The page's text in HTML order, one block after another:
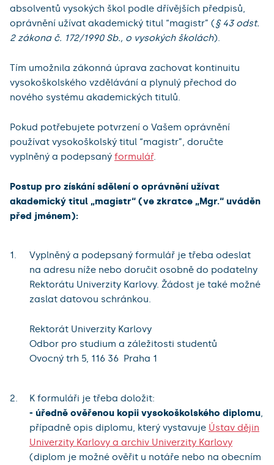
absolventů vysokých škol podle dřívějších předpisů,
oprávnění užívat akademický titul “magistr” (§ 43 odst.
2 zákona č. 172/1990 Sb., o vysokých školách).
Tím umožnila zákonná úprava zachovat kontinuitu
vysokoškolského vzdělávání a plynulý přechod do
nového systému akademických titulů.
Pokud potřebujete potvrzení o Vašem oprávnění
používat vysokoškolský titul “magistr”, doručte
vyplněný a podepsaný formulář.
Postup pro získání sdělení o oprávnění užívat
akademický titul „magistr“ (ve zkratce „Mgr.“ uváděn
před jménem):
Vyplněný a podepsaný formulář je třeba odeslat
na adresu níže nebo doručit osobně do podatelny
Rektorátu Univerzity Karlovy. Žádost je také možné
zaslat datovou schránkou.
Rektorát Univerzity Karlovy
Odbor pro studium a záležitosti studentů
Ovocný trh 5, 116 36 Praha 1
K formuláři je třeba doložit:
- úředně ověřenou kopii vysokoškolského diplomu
případně opis diplomu, který vystavuje Ústav dějin
Univerzity Karlovy a archiv Univerzity Karlovy
(diplom je možné ověřit u notáře nebo na obecním